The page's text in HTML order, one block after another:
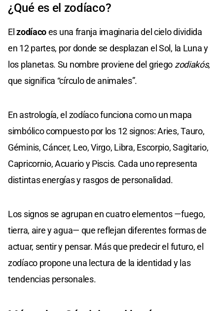
¿Qué es el zodíaco?
Elzodíacoes una franja imaginaria del cielo dividida
en 12 partes, por donde se desplazan el Sol, la Luna y
los planetas. Su nombre proviene del griego zodiakós,
que significa “círculo de animales”.
En astrología, el zodíaco funciona como un mapa
simbólico compuesto por los 12 signos: Aries, Tauro,
Géminis, Cáncer, Leo, Virgo, Libra, Escorpio, Sagitario,
Capricornio, Acuario y Piscis. Cada uno representa
distintas energías y rasgos de personalidad.
Los signos se agrupan en cuatro elementos —fuego,
tierra, aire y agua— que reflejan diferentes formas de
actuar, sentir y pensar. Más que predecir el futuro, el
zodíaco propone una lectura de la identidad y las
tendencias personales.